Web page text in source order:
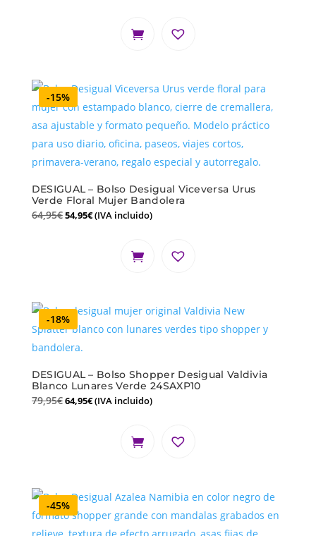
-15%
DESIGUAL – Bolso Desigual Viceversa Urus
Verde Floral Mujer Bandolera
64,95€54,95€(IVA incluido)
-18%
DESIGUAL – Bolso Shopper Desigual Valdivia
Blanco Lunares Verde 24SAXP10
79,95€64,95€(IVA incluido)
-45%